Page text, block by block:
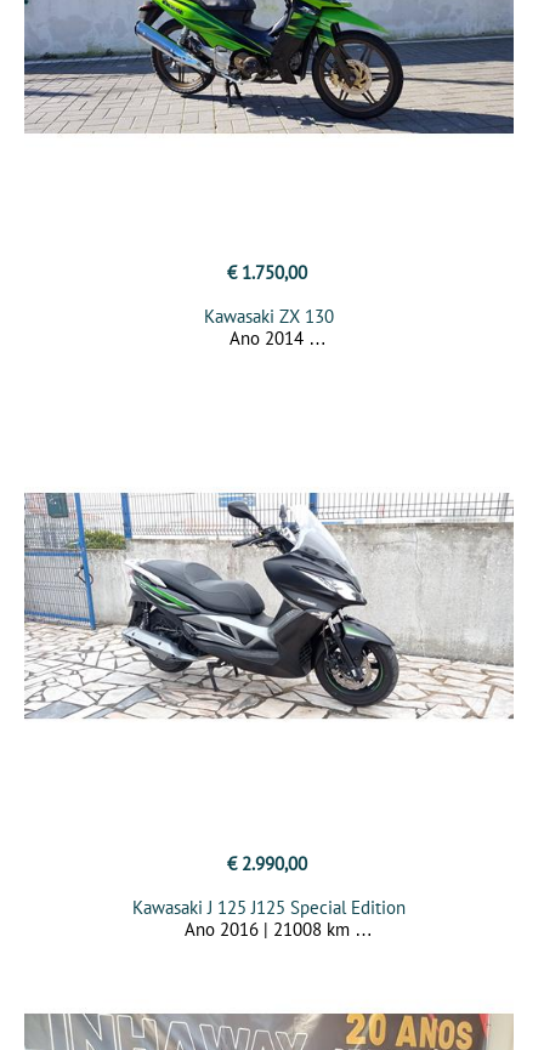
€ 1.750,00
Kawasaki ZX 130
Ano 2014
€ 2.990,00
Kawasaki J 125 J125 Special Edition
Ano 2016 | 21008 km